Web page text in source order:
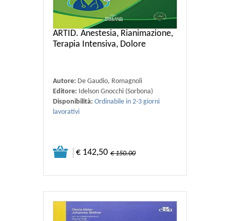
ARTID. Anestesia, Rianimazione,
Terapia Intensiva, Dolore
Autore: De Gaudio, Romagnoli
Editore: Idelson Gnocchi (Sorbona)
Disponibilità: Ordinabile in 2-3 giorni
lavorativi
€ 142,50 € 150.00